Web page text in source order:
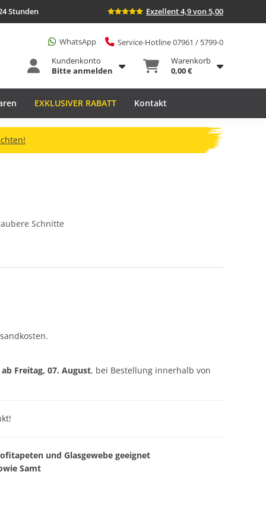
Stunden Exzellent 4,9 von 5,00
WhatsApp
Service-Hotline 07961 / 5799-0
Kundenkonto
Bitte anmelden
Warenkorb
0,00 €
EXKLUSIVER RABATT Kontakt
Schnitte
Freitag, 07. August, bei Bestellung innerhalb von
und Glasgewebe geeignet
Samt